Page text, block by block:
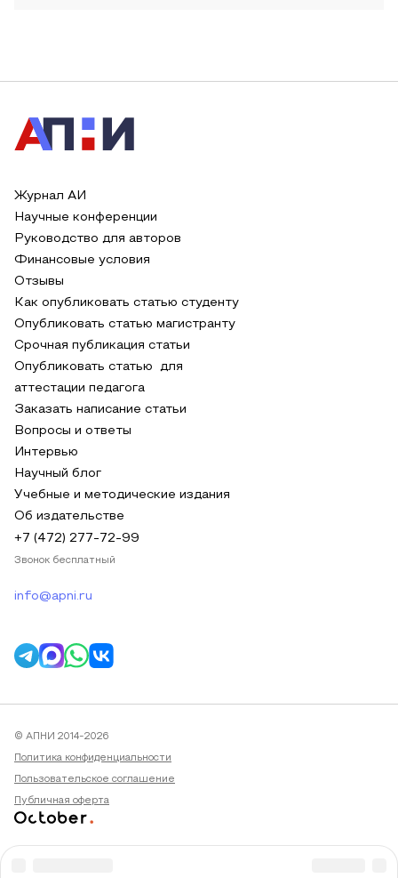
Журнал АИ
Научные конференции
Руководство для авторов
Финансовые условия
Отзывы
Как опубликовать статью студенту
Опубликовать статью магистранту
Срочная публикация статьи
Опубликовать статью для
аттестации педагога
Заказать написание статьи
Вопросы и ответы
Интервью
Научный блог
Учебные и методические издания
Об издательстве
+7 (472) 277-72-99
Звонок бесплатный
info@apni.ru
© АПНИ 2014-2026
Политика конфиденциальности
Пользовательское соглашение
Публичная оферта